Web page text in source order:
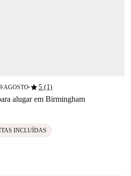
AGOSTO■star5 (1)
alugar em Birmingham
INCLUÍDAS